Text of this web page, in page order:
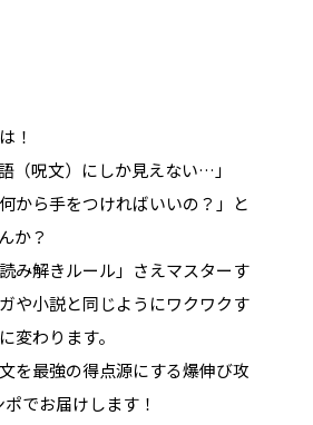
！
（呪文）にしか見えない…」
から手をつければいいの？」と
か？
み解きルール」さえマスターす
や小説と同じようにワクワクす
変わります。
を最強の得点源にする爆伸び攻
でお届けします！